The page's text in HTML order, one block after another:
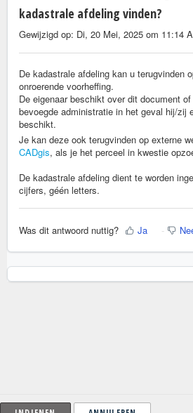
kadastrale afdeling vinden?
Gewijzigd op: Di, 20 Mei, 2025 om 11:14
De kadastrale afdeling kan u terugvinden
onroerende voorheffing.
De eigenaar beschikt over dit document
bevoegde administratie in het geval hij/zij
beschikt.
Je kan deze ook terugvinden op externe
CADgis, als je het perceel in kwestie
De kadastrale afdeling dient te worden
cijfers, géén letters.
Was dit antwoord nuttig? Ja